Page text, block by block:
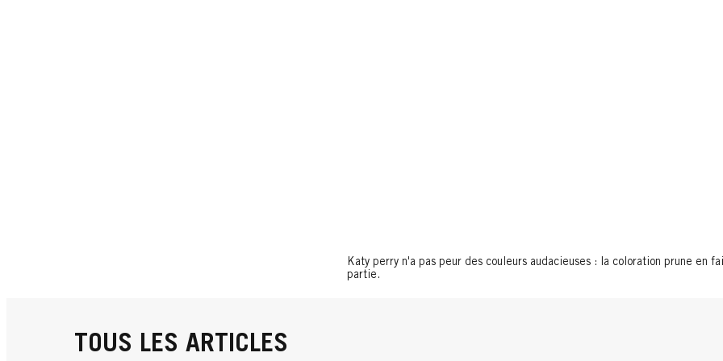
Katy perry n'a pas peur des couleurs audacieuses : la coloration prune en
partie.
TOUS LES ARTICLES